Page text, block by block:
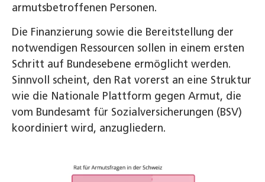
armutsbetroffenen Personen.
Die Finanzierung sowie die Bereitstellung der
notwendigen Ressourcen sollen in einem ersten
Schritt auf Bundesebene ermöglicht werden.
Sinnvoll scheint, den Rat vorerst an eine Struktur
wie die Nationale Plattform gegen Armut, die
vom Bundesamt für Sozialversicherungen (BSV)
koordiniert wird, anzugliedern.